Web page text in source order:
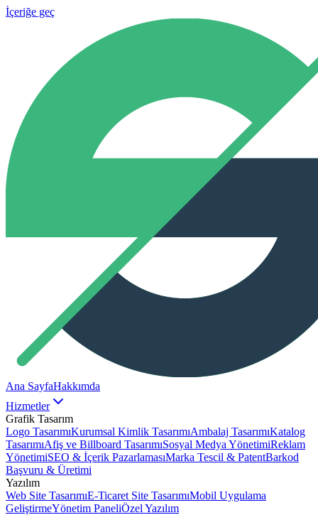
İçeriğe geç
Ana SayfaHakkımda
Hizmetler
Grafik Tasarım
Logo TasarımıKurumsal Kimlik TasarımıAmbalaj TasarımıKatalog
TasarımıAfiş ve Billboard TasarımıSosyal Medya YönetimiReklam
YönetimiSEO & İçerik PazarlamasıMarka Tescil & PatentBarkod
Başvuru & Üretimi
Yazılım
Web Site TasarımıE-Ticaret Site TasarımıMobil Uygulama
GeliştirmeYönetim PaneliÖzel Yazılım